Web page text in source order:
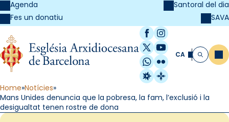
Agenda
Fes un donatiu
Santoral del dia
SAVA
Facebook
Instagram
X / Twitter
YouTube
WhatsApp
Flickr
Radio Estel
Catalunya
CA Cerca
Home Notícies
Mans Unides denuncia que la pobresa, la fam, l’exclusió i la
desigualtat tenen rostre de dona